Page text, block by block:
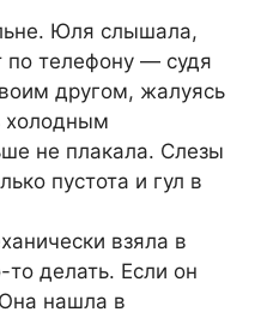
Юля слышала,
по телефону — судя
другом, жалуясь
холодным
не плакала. Слезы
пустота и гул в
взяла в
делать. Если он
нашла в